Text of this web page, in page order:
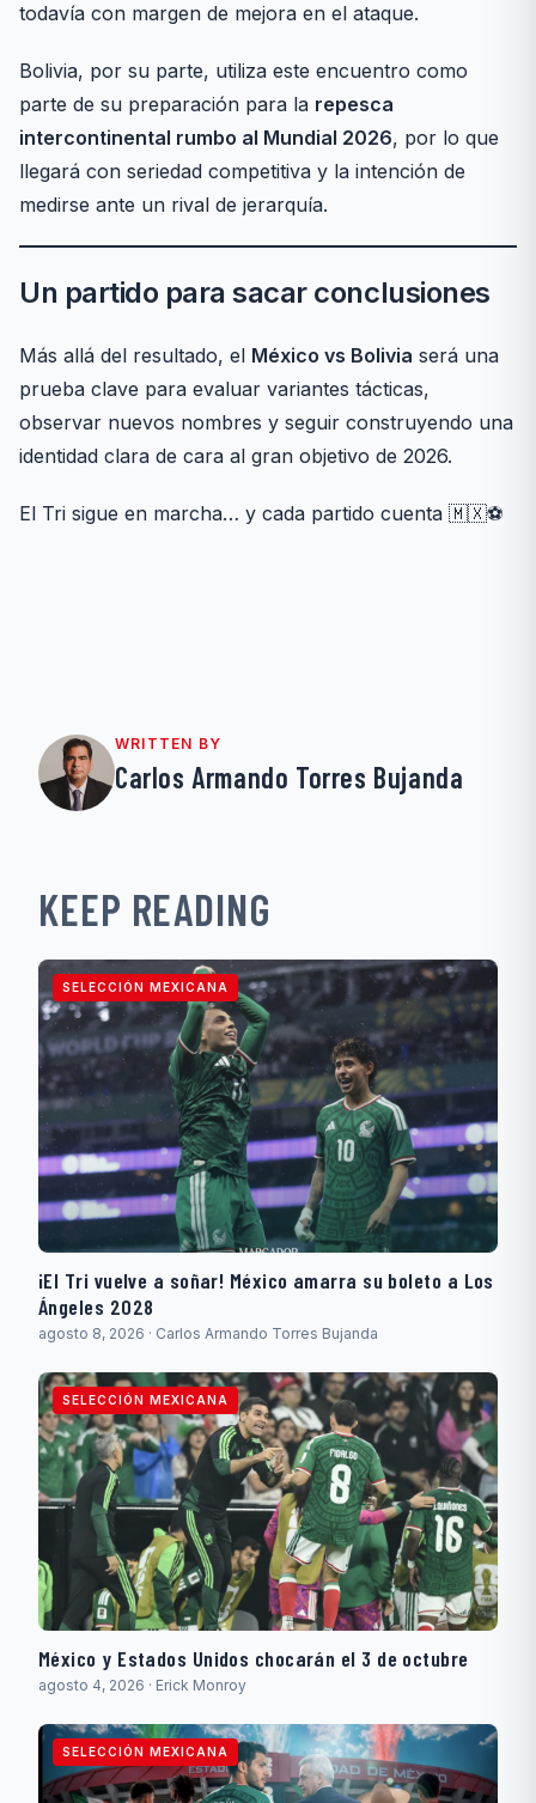
todavía con margen de mejora en el ataque.
Bolivia, por su parte, utiliza este encuentro como
parte de su preparación para la repesca
intercontinental rumbo al Mundial 2026, por lo que
llegará con seriedad competitiva y la intención de
medirse ante un rival de jerarquía.
Un partido para sacar conclusiones
Más allá del resultado, el México vs Bolivia será una
prueba clave para evaluar variantes tácticas,
observar nuevos nombres y seguir construyendo una
identidad clara de cara al gran objetivo de 2026.
El Tri sigue en marcha… y cada partido cuenta 🇲🇽⚽
WRITTEN BY
Carlos Armando Torres Bujanda
KEEP READING
SELECCIÓN MEXICANA
¡El Tri vuelve a soñar! México amarra su boleto a Los
Ángeles 2028
agosto 8, 2026 · Carlos Armando Torres Bujanda
SELECCIÓN MEXICANA
México y Estados Unidos chocarán el 3 de octubre
agosto 4, 2026 · Erick Monroy
SELECCIÓN MEXICANA